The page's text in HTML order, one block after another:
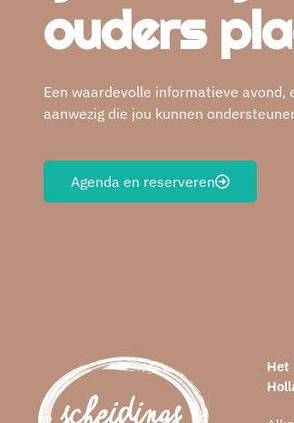
ouders
Een waardevolle informatieve avond,
aanwezig die jou kunnen
Agenda en reserveren
Het